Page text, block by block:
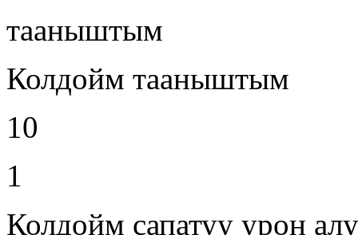
тааныштым
Колдойм тааныштым
10
1
Колдойм сапатуу урон